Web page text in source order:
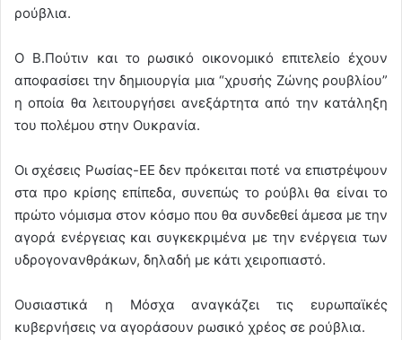
ρούβλια.
Ο Β.Πούτιν και το ρωσικό οικονομικό επιτελείο έχουν
αποφασίσει την δημιουργία μια “χρυσής Ζώνης ρουβλίου”
η οποία θα λειτουργήσει ανεξάρτητα από την κατάληξη
του πολέμου στην Ουκρανία.
Οι σχέσεις Ρωσίας-ΕΕ δεν πρόκειται ποτέ να επιστρέψουν
στα προ κρίσης επίπεδα, συνεπώς το ρούβλι θα είναι το
πρώτο νόμισμα στον κόσμο που θα συνδεθεί άμεσα με την
αγορά ενέργειας και συγκεκριμένα με την ενέργεια των
υδρογονανθράκων, δηλαδή με κάτι χειροπιαστό.
Ουσιαστικά η Μόσχα αναγκάζει τις ευρωπαϊκές
κυβερνήσεις να αγοράσουν ρωσικό χρέος σε ρούβλια.